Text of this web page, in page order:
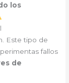
los
Este tipo de
fallos
de